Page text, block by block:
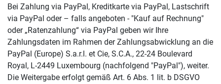
Bei Zahlung via PayPal, Kreditkarte via PayPal, Lastschrift
via PayPal oder – falls angeboten - "Kauf auf Rechnung"
oder „Ratenzahlung“ via PayPal geben wir Ihre
Zahlungsdaten im Rahmen der Zahlungsabwicklung an die
PayPal (Europe) S.a.r.l. et Cie, S.C.A., 22-24 Boulevard
Royal, L-2449 Luxembourg (nachfolgend "PayPal"), weiter.
Die Weitergabe erfolgt gemäß Art. 6 Abs. 1 lit. b DSGVO